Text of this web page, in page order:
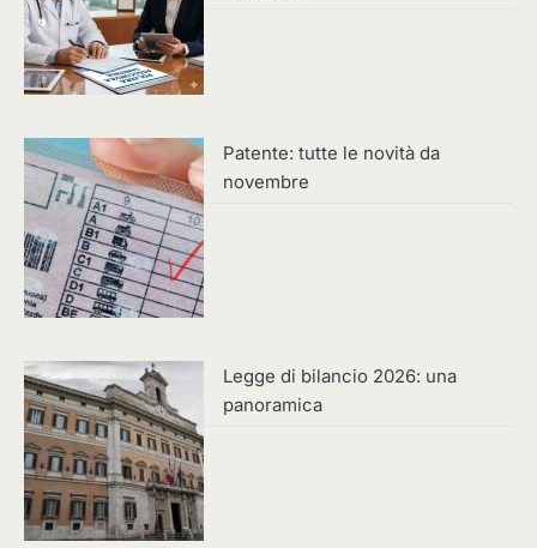
Patente: tutte le novità da
novembre
Legge di bilancio 2026: una
panoramica